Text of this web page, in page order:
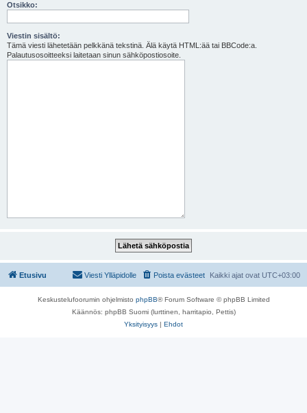
Otsikko:
Viestin sisältö:
Tämä viesti lähetetään pelkkänä tekstinä. Älä käytä HTML:ää tai BBCode:a.
Palautusosoitteeksi laitetaan sinun sähköpostiosoite.
Etusivu Kaikki ajat ovat UTC+03:00
Poista evästeet
Viesti Ylläpidolle
Keskustelufoorumin ohjelmisto phpBB® Forum Software © phpBB Limited
Käännös: phpBB Suomi (lurttinen, harritapio, Pettis)
Yksityisyys | Ehdot